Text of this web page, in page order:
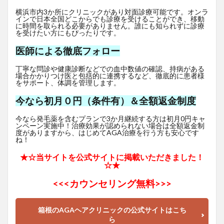
横浜市内3か所にクリニックがあり対面診療可能です。オンラ
インで日本全国どこからでも診療を受けることができ、移動
に時間を取られる必要がありません。誰にも知られずに診療
を受けたい方にもぴったりです。
医師による徹底フォロー
丁寧な問診や健康診断などでの血中数値の確認、持病がある
場合かかりつけ医と包括的に連携するなど、徹底的に患者様
をサポート、体調を管理します。
今なら初月０円（条件有）＆全額返金制度
今なら発毛薬を含むプランで3か月継続する方は初月0円キャ
ンペーン実施中！治療効果が認められない場合は全額返金制
度がありますから、はじめてAGA治療を行う方も安心です
ね！
★☆当サイトを公式サイトに掲載いただきました！
☆★
<<<カウンセリング無料>>>
箱根のAGAヘアクリニックの公式サイトはこち
ら